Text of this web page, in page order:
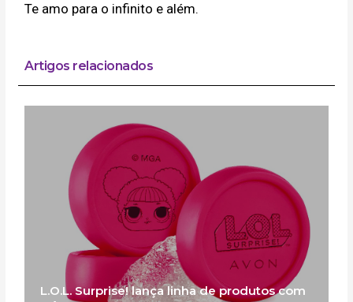
Te amo para o infinito e além.
Artigos relacionados
L.O.L. Surprise! lança linha de produtos com